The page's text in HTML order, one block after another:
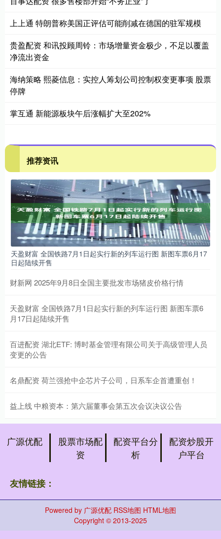
上上通 特朗普称美国正评估可能削减在德国的驻军规模
贵盈配资 和讯投顾周铃：市场增量资金极少，不足以覆盖
净流出资金
海纳策略 熙菱信息：实控人筹划公司控制权变更事项 股票
停牌
掌互通 新能源板块午后涨幅扩大至202%
推荐资讯
天盈财富 全国铁路7月1日起实行新的列车运行图 新图车票6月17
日起陆续开售
财新网 2025年9月8日全国主要批发市场猪皮价格行情
天盈财富 全国铁路7月1日起实行新的列车运行图 新图车票6
月17日起陆续开售
百进配资 湖北ETF: 博时基金管理有限公司关于高级管理人员
变更的公告
名鼎配资 荷兰强抢中企芯片子公司，日系车企首遭重创！
益上线 中粮资本：第六届董事会第五次会议决议公告
广源优配
股票市场配
资
配资平台分
析
配资炒股开
户平台
友情链接：
Powered by 广源优配 RSS地图 HTML地图
Copyright © 2013-2025